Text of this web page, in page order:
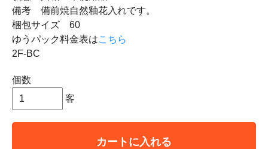
備考 備前焼自然釉花入れです。
梱包サイズ 60
ゆうパック料金表はこちら
2F-BC
個数
客
カートに入れる